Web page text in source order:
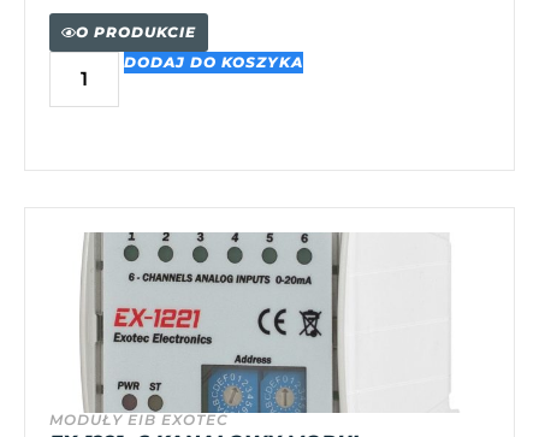
O PRODUKCIE
DODAJ DO KOSZYKA
MODUŁY EIB EXOTEC